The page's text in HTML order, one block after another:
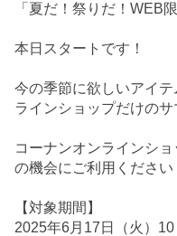
「夏だ！祭りだ！WEB
本日スタートです！
今の季節に欲しいアイ
ラインショップだけのサ
コーナンオンラインシ
の機会にご利用ください
【対象期間】
2025年6月17日（火）